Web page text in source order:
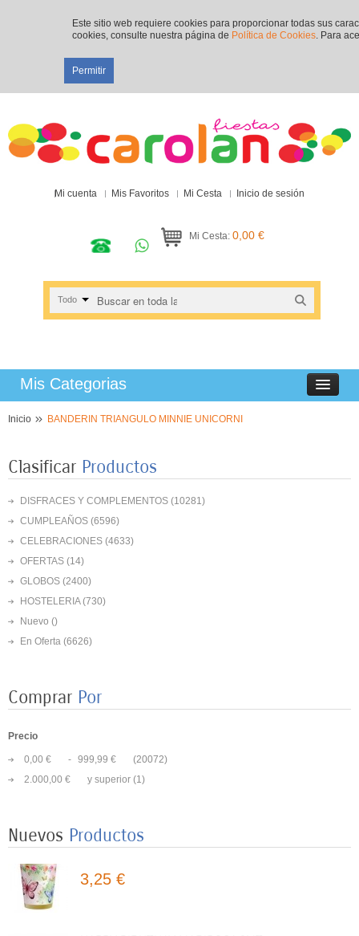
Este sitio web requiere cookies para proporcionar todas sus
cookies, consulte nuestra página de Política de Cookies. Para
Permitir
Mi cuenta Mis Favoritos Mi Cesta Inicio de sesión
Mi Cesta: 0,00 €
Todo
Mis Categorias
Inicio BANDERIN TRIANGULO MINNIE UNICORNI
Clasificar Productos
DISFRACES Y COMPLEMENTOS (10281)
CUMPLEAÑOS (6596)
CELEBRACIONES (4633)
OFERTAS (14)
GLOBOS (2400)
HOSTELERIA(730)
Nuevo ()
En Oferta (6626)
Comprar Por
Precio
0,00 € - 999,99 €
(20072)
2.000,00 €
y superior (1)
Nuevos Productos
8 PLATOS MARIPOSAS COLORES 23CM
3,50 €
8 VASOS MARIPOSAS COLORES 250ML